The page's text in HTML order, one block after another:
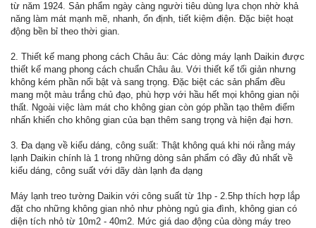
từ năm 1924. Sản phẩm ngày càng người tiêu dùng lựa chọn nhờ khả
năng làm mát mạnh mẽ, nhanh, ổn định, tiết kiệm điện. Đặc biệt hoạt
động bền bỉ theo thời gian.
2. Thiết kế mang phong cách Châu âu: Các dòng máy lạnh Daikin được
thiết kế mang phong cách chuẩn Châu âu. Với thiết kế tối giản nhưng
không kém phần nổi bật và sang trọng. Đặc biệt các sản phẩm đều
mang một màu trắng chủ đạo, phù hợp với hầu hết mọi không gian nội
thất. Ngoài việc làm mát cho không gian còn góp phần tạo thêm điểm
nhấn khiến cho không gian của bạn thêm sang trọng và hiện đại hơn.
3. Đa dạng về kiểu dáng, công suất: Thật không quá khi nói rằng máy
lạnh Daikin chính là 1 trong những dòng sản phẩm có đầy đủ nhất về
kiểu dáng, công suất với dãy dàn lạnh đa dạng
Máy lạnh treo tường Daikin với công suất từ 1hp - 2.5hp thích hợp lắp
đặt cho những không gian nhỏ như phòng ngủ gia đình, không gian có
diện tích nhỏ từ 10m2 - 40m2. Mức giá dao động của dòng máy treo